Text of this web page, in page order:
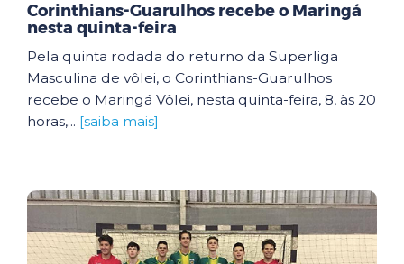
Corinthians-Guarulhos recebe o Maringá
nesta quinta-feira
Pela quinta rodada do returno da Superliga
Masculina de vôlei, o Corinthians-Guarulhos
recebe o Maringá Vôlei, nesta quinta-feira, 8, às 20
horas,... [saiba mais]